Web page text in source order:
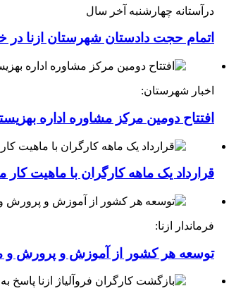
درآستانه چهارشنبه آخر سال
اتمام حجت دادستان شهرستان ازنا
اخبار شهرستان:
افتتاح دومین مرکز مشاوره اداره
قرارداد یک ماهه کارگران با ماهیت
فرماندار ازنا:
توسعه هر کشور از آموزش و پرورش و